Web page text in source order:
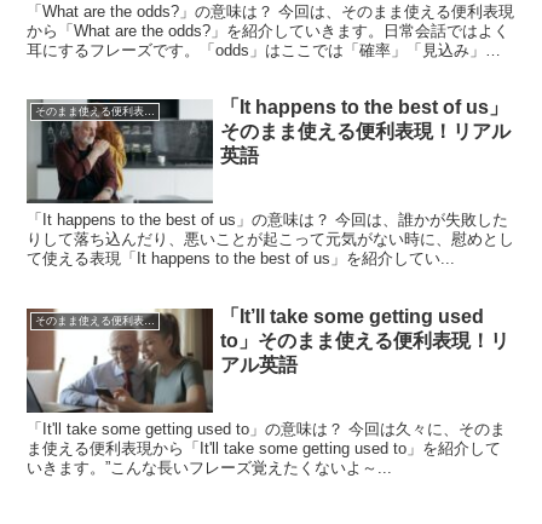
「What are the odds?」の意味は？ 今回は、そのまま使える便利表現
から「What are the odds?」を紹介していきます。日常会話ではよく
耳にするフレーズです。「odds」はここでは「確率」「見込み」を
そのまま使える便利表現！シリーズ
「It happens to the best of us」
そのまま使える便利表現！リアル
英語
「It happens to the best of us」の意味は？ 今回は、誰かが失敗した
りして落ち込んだり、悪いことが起こって元気がない時に、慰めとし
て使える表現「It happens to the best of us」を紹介してい...
そのまま使える便利表現！シリーズ
「It’ll take some getting used
to」そのまま使える便利表現！リ
アル英語
「It'll take some getting used to」の意味は？ 今回は久々に、そのま
ま使える便利表現から「It'll take some getting used to」を紹介して
いきます。”こんな長いフレーズ覚えたくないよ～...